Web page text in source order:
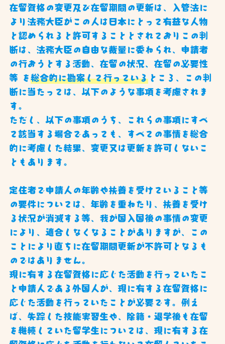
在留資格の変更及び在留期間の更新は、入管法に
より法務大臣がこの人は日本にとって有益な人物
と認められると許可することとされておりこの判
断は、法務大臣の自由な裁量に委ねられ、申請者
の行おうとする活動、在留の状況、在留の必要性
等 を総合的に勘案して行っているところ、この判
断に当たっては、以下のような事項を考慮されま
す。
ただし、以下の事項のうち、これらの事項にすべ
て該当する場合であっても、すべての事情を総合
的に考慮した結果、変更又は更新を許可しないこ
ともあります。
定住者で申請人の年齢や扶養を受けていること等
の要件については、年齢を重ねたり、扶養を受け
る状況が消滅する等、我が国入国後の事情の変更
により、適合しなくなることがありますが、この
ことにより直ちに在留期間更新が不許可となるも
のではありません。
現に有する在留資格に応じた活動を行っていたこ
と申請人である外国人が、現に有する在留資格に
応じた活動を行っていたことが必要です。例え
ば、失踪した技能実習生や、除籍・退学後も在留
を継続していた留学生については、現に有する在